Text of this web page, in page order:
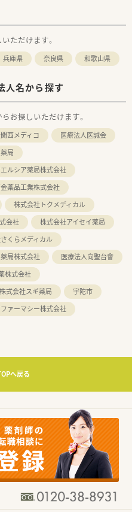
ただけます。
兵庫県 奈良県 和歌山県
人名から探す
お探しいただけます。
西メディコ
医療法人医誠会
局
ルシア薬局株式会社
薬品工業株式会社
株式会社トクメディカル
会社
株式会社アイセイ薬局
くらメディカル
局株式会社
医療法人向聖台會
株式会社
株式会社スギ薬局
宇陀市
ァーマシー株式会社
へ戻る